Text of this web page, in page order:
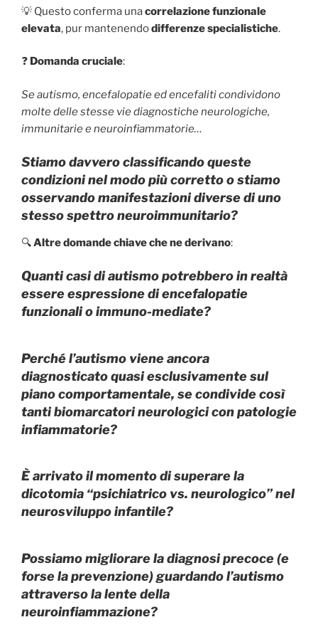
💡 Questo conferma unacorrelazione funzionale
elevata, pur mantenendodifferenze specialistiche.
❓ Domanda cruciale:
Se autismo, encefalopatie ed encefaliti condividono
molte delle stesse vie diagnostiche neurologiche,
immunitarie e neuroinfiammatorie…
Stiamo davvero classificando queste
condizioni nel modo più corretto o stiamo
osservando manifestazioni diverse di uno
stesso spettro neuroimmunitario?
🔍Altre domande chiave che ne derivano:
Quanti casi di autismo potrebbero in realtà
essere espressione di encefalopatie
funzionali o immuno-mediate?
Perché l’autismo viene ancora
diagnosticato quasi esclusivamente sul
piano comportamentale, se condivide così
tanti biomarcatori neurologici con patologie
infiammatorie?
È arrivato il momento di superare la
dicotomia “psichiatrico vs. neurologico” nel
neurosviluppo infantile?
Possiamo migliorare la diagnosi precoce (e
forse la prevenzione) guardando l’autismo
attraverso la lente della
neuroinfiammazione?